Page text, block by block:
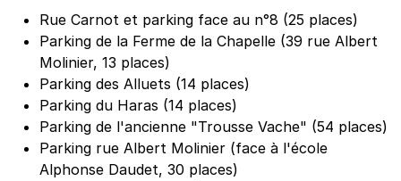
Rue Carnot et parking face au n°8 (25 places)
Parking de la Ferme de la Chapelle (39 rue Albert
Molinier, 13 places)
Parking des Alluets (14 places)
Parking du Haras (14 places)
Parking de l'ancienne "Trousse Vache" (54 places)
Parking rue Albert Molinier (face à l'école
Alphonse Daudet, 30 places)